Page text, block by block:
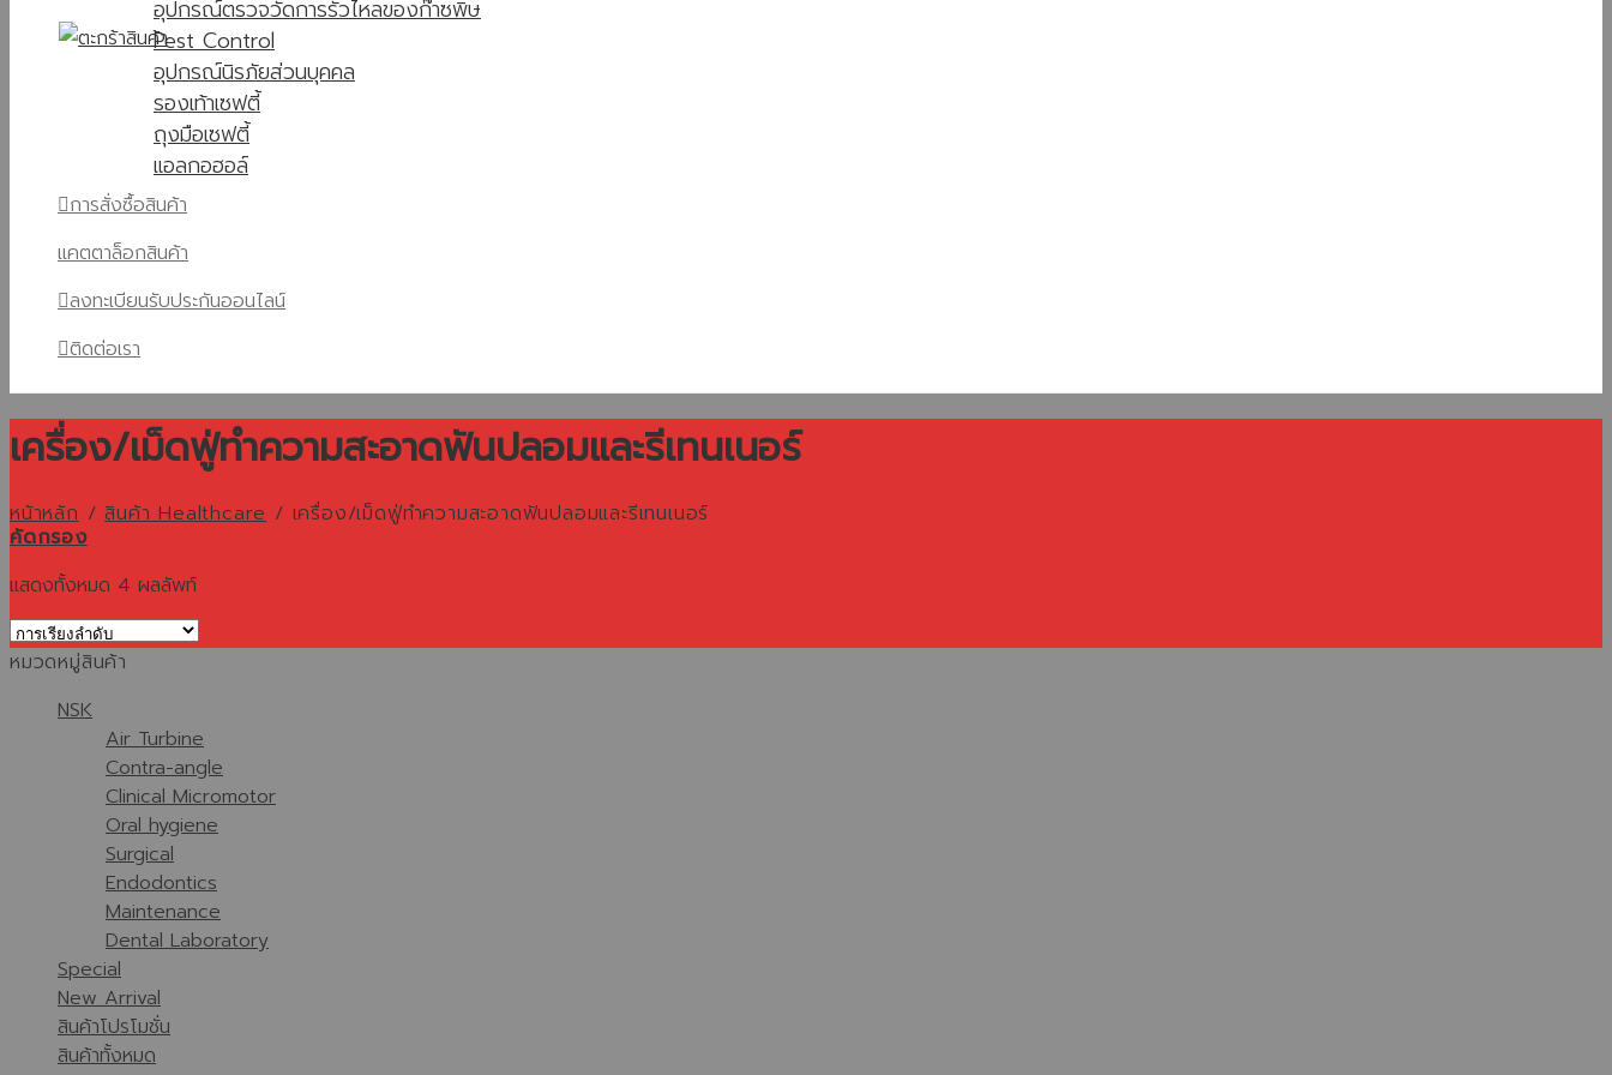
อุปกรณ์ตรวจวัดการรั่วไหลของก๊าซพิษ
Pest Control
อุปกรณ์นิรภัยส่วนบุคคล
รองเท้าเซฟตี้
ถุงมือเซฟตี้
แอลกอฮอล์
การสั่งซื้อสินค้า
แคตตาล็อกสินค้า
ลงทะเบียนรับประกันออนไลน์
ติดต่อเรา
เครื่อง/เม็ดฟู่ทำความสะอาดฟันปลอมและรีเทนเนอร์
หน้าหลัก / สินค้า Healthcare / เครื่อง/เม็ดฟู่ทำความสะอาดฟันปลอมและรีเทนเนอร์
คัดกรอง
แสดงทั้งหมด 4 ผลลัพท์
หมวดหมู่สินค้า
NSK
Air Turbine
Contra-angle
Clinical Micromotor
Oral hygiene
Surgical
Endodontics
Maintenance
Dental Laboratory
Special
New Arrival
สินค้าโปรโมชั่น
สินค้าทั้งหมด